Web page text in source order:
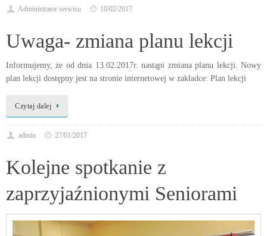
Administrator serwisu 10/02/2017
Uwaga- zmiana planu lekcji
Informujemy, że od dnia 13.02.2017r. nastąpi zmiana planu lekcji. Nowy
plan lekcji dostępny jest na stronie internetowej w zakładce: Plan lekcji
Czytaj dalej
admin 27/01/2017
Kolejne spotkanie z
zaprzyjaźnionymi Seniorami